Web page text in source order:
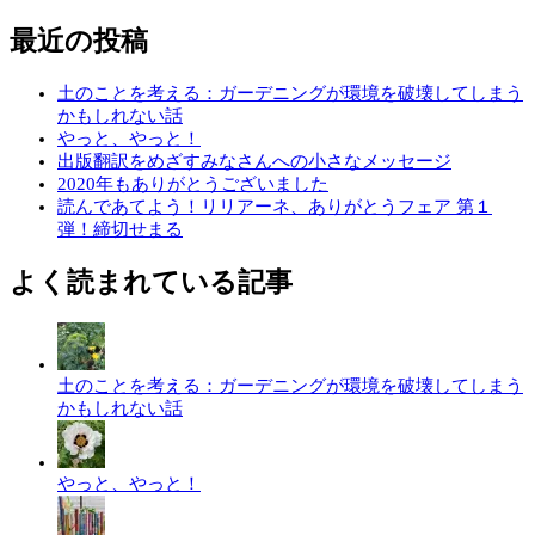
最近の投稿
土のことを考える：ガーデニングが環境を破壊してしまう
かもしれない話
やっと、やっと！
出版翻訳をめざすみなさんへの小さなメッセージ
2020年もありがとうございました
読んであてよう！リリアーネ、ありがとうフェア 第１
弾！締切せまる
よく読まれている記事
土のことを考える：ガーデニングが環境を破壊してしまう
かもしれない話
やっと、やっと！